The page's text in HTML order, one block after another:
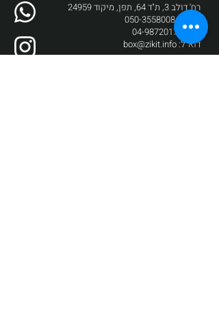
רח' דולב 3, ת"ד 64, תפן, מיקוד 24959
טלפון:050-3558008
פקס: 04-9872017
דוא"ל:box@zikit.info